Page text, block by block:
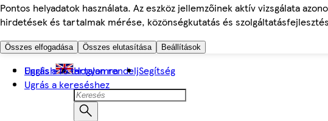
Pontos helyadatok használata. Az eszköz jellemzőinek aktív vizsgálata
hirdetések és tartalmak mérése, közönségkutatás és
Összes elfogadása Összes elutasítása Beállítások
Ugrás a fő tartalomra
Ugrás a kereséshez
English Hogyan rendeljSegítség